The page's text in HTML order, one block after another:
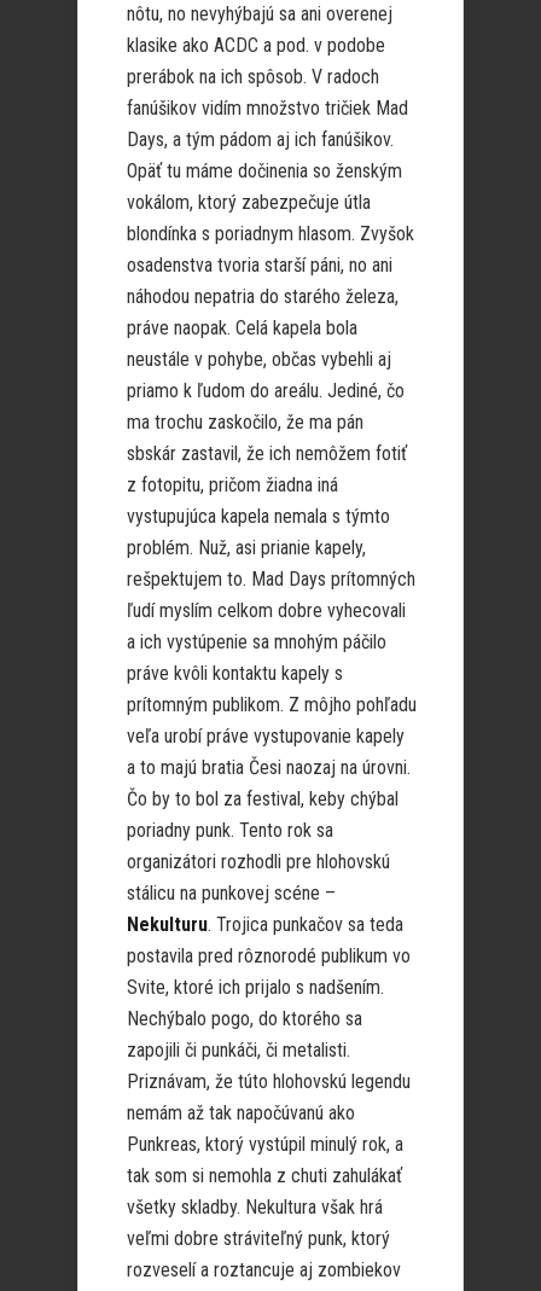
nôtu, no nevyhýbajú sa ani overenej
klasike ako ACDC a pod. v podobe
prerábok na ich spôsob. V radoch
fanúšikov vidím množstvo tričiek Mad
Days, a tým pádom aj ich fanúšikov.
Opäť tu máme dočinenia so ženským
vokálom, ktorý zabezpečuje útla
blondínka s poriadnym hlasom. Zvyšok
osadenstva tvoria starší páni, no ani
náhodou nepatria do starého železa,
práve naopak. Celá kapela bola
neustále v pohybe, občas vybehli aj
priamo k ľudom do areálu. Jediné, čo
ma trochu zaskočilo, že ma pán
sbskár zastavil, že ich nemôžem fotiť
z fotopitu, pričom žiadna iná
vystupujúca kapela nemala s týmto
problém. Nuž, asi prianie kapely,
rešpektujem to. Mad Days prítomných
ľudí myslím celkom dobre vyhecovali
a ich vystúpenie sa mnohým páčilo
práve kvôli kontaktu kapely s
prítomným publikom. Z môjho pohľadu
veľa urobí práve vystupovanie kapely
a to majú bratia Česi naozaj na úrovni.
Čo by to bol za festival, keby chýbal
poriadny punk. Tento rok sa
organizátori rozhodli pre hlohovskú
stálicu na punkovej scéne –
Nekulturu. Trojica punkačov sa teda
postavila pred rôznorodé publikum vo
Svite, ktoré ich prijalo s nadšením.
Nechýbalo pogo, do ktorého sa
zapojili či punkáči, či metalisti.
Priznávam, že túto hlohovskú legendu
nemám až tak napočúvanú ako
Punkreas, ktorý vystúpil minulý rok, a
tak som si nemohla z chuti zahulákať
všetky skladby. Nekultura však hrá
veľmi dobre stráviteľný punk, ktorý
rozveselí a roztancuje aj zombiekov